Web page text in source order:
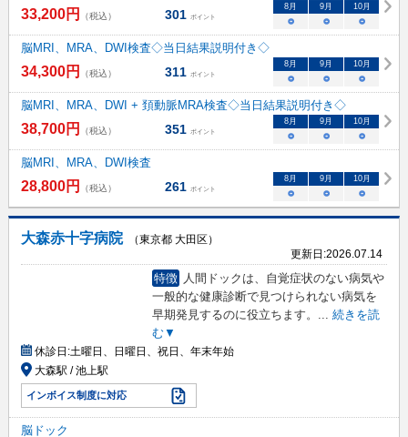
33,200円 （税込） 301 ポイント
8 月 9 月 10月
○ ○ ○
脳MRI、MRA、DWI検査◇当日結果説明付き◇
34,300円 （税込） 311 ポイント
8 月 9 月 10月
○ ○ ○
脳MRI、MRA、DWI + 頚動脈MRA検査◇当日結果説明付き◇
38,700円 （税込） 351 ポイント
8 月 9 月 10月
○ ○ ○
脳MRI、MRA、DWI検査
28,800円 （税込） 261 ポイント
8 月 9 月 10月
○ ○ ○
大森赤十字病院
（東京都 大田区）
更新日:2026.07.14
特徴 人間ドックは、自覚症状のない病気や
一般的な健康診断で見つけられない病気を
早期発見するのに役立ちます。 ... 続きを読
む▼
休診日:土曜日、日曜日、祝日、年末年始
大森駅 / 池上駅
インボイス制度に対応
脳ドック